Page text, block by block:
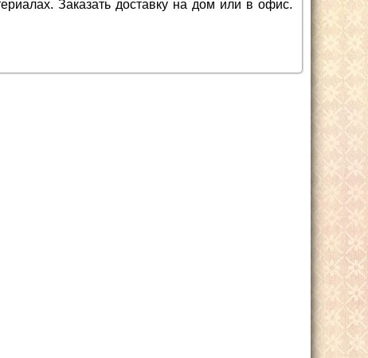
Заказать доставку на дом или в офис.